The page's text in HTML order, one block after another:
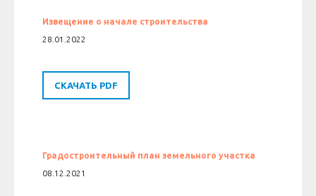
Извещение о начале строительства
28.01.2022
СКАЧАТЬ PDF
Градостроительный план земельного участка
08.12.2021